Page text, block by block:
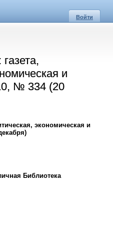
Войти
и
№ 334 (20
экономическая и
Библиотека